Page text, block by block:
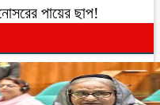
পায়ের ছাপ!